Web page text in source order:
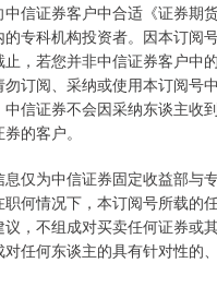
信证券客户中合适《证券期
专科机构投资者。因本订阅
，若您并非中信证券客户中
订阅、采纳或使用本订阅号
中信证券不会因采纳东谈主收
的客户。
仅为中信证券固定收益部与
何情况下，本订阅号所载的
议，不组成对买卖任何证券或
任何东谈主的具有针对性的